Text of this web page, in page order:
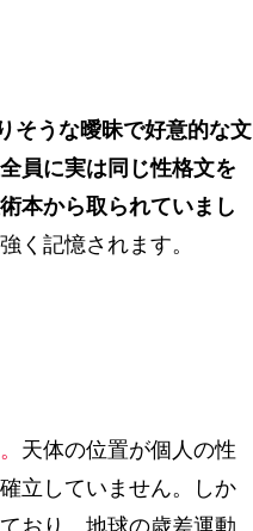
そうな曖昧で好意的な文
員に実は同じ性格文を
本から取られていまし
く記憶されます。
天体の位置が個人の性
立していません。しか
おり、地球の歳差運動